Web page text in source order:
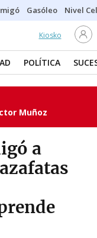
Gasóleo Nivel
Kiosko
POLÍTICA
Muñoz
a